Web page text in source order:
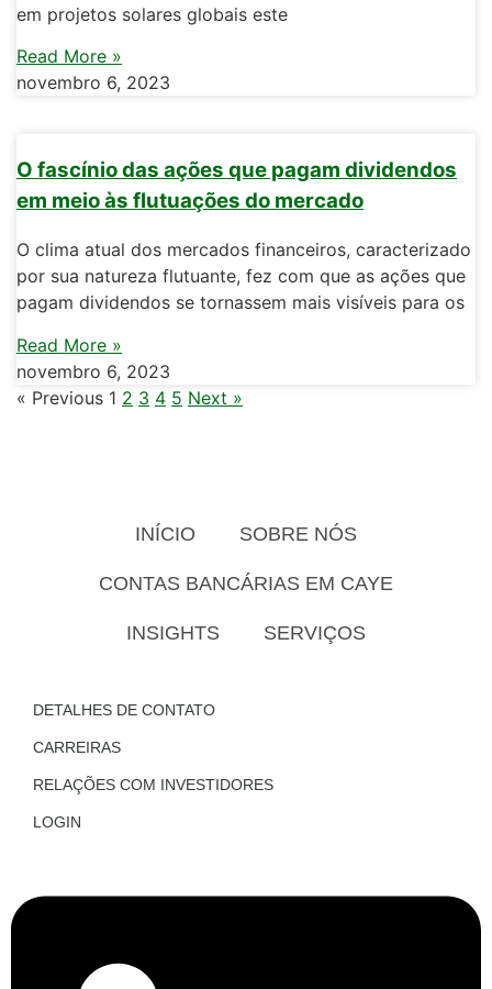
em projetos solares globais este
Read More »
novembro 6, 2023
O fascínio das ações que pagam dividendos
em meio às flutuações do mercado
O clima atual dos mercados financeiros, caracterizado
por sua natureza flutuante, fez com que as ações que
pagam dividendos se tornassem mais visíveis para os
Read More »
novembro 6, 2023
« Previous 1 2 3 4 5 Next »
INÍCIO SOBRE NÓS
CONTAS BANCÁRIAS EM CAYE
INSIGHTS SERVIÇOS
DETALHES DE CONTATO
CARREIRAS
RELAÇÕES COM INVESTIDORES
LOGIN